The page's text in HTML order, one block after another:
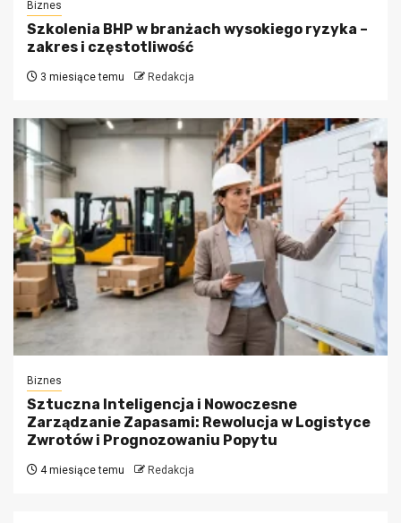
Biznes
Szkolenia BHP w branżach wysokiego ryzyka –
zakres i częstotliwość
3 miesiące temu Redakcja
Biznes
Sztuczna Inteligencja i Nowoczesne
Zarządzanie Zapasami: Rewolucja w Logistyce
Zwrotów i Prognozowaniu Popytu
4 miesiące temu Redakcja